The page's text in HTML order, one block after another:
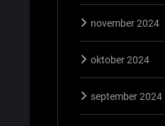
november 2024
oktober 2024
september 2024